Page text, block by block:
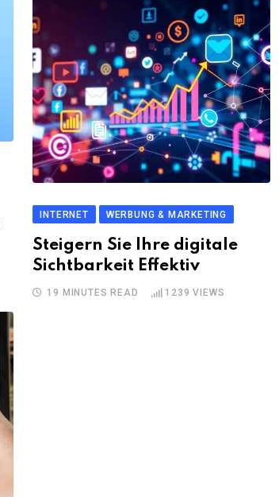
INTERNET WERBUNG & MARKETING
Steigern Sie Ihre digitale
Sichtbarkeit Effektiv
19 MINUTES READ 1239 VIEWS